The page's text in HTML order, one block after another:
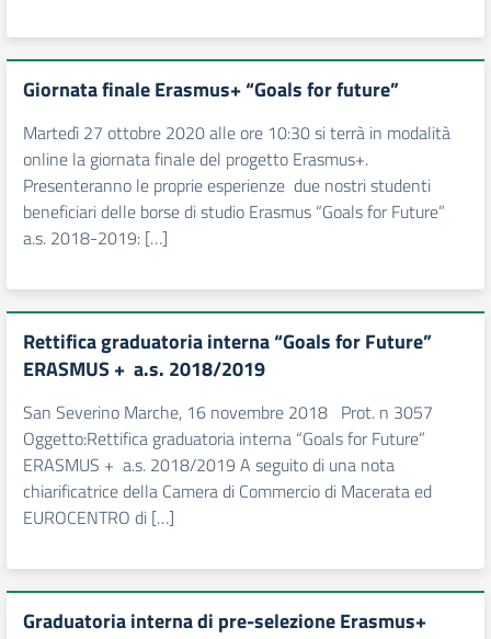
Giornata finale Erasmus+ “Goals for future”
Martedì 27 ottobre 2020 alle ore 10:30 si terrà in modalità
online la giornata finale del progetto Erasmus+.
Presenteranno le proprie esperienze due nostri studenti
beneficiari delle borse di studio Erasmus “Goals for Future”
a.s. 2018-2019: […]
Rettifica graduatoria interna “Goals for Future”
ERASMUS + a.s. 2018/2019
San Severino Marche, 16 novembre 2018 Prot. n 3057
Oggetto:Rettifica graduatoria interna “Goals for Future”
ERASMUS + a.s. 2018/2019 A seguito di una nota
chiarificatrice della Camera di Commercio di Macerata ed
EUROCENTRO di […]
Graduatoria interna di pre-selezione Erasmus+